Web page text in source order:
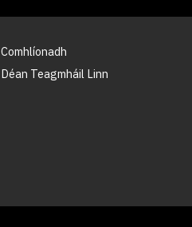
Comhlíonadh
Déan Teagmháil Linn